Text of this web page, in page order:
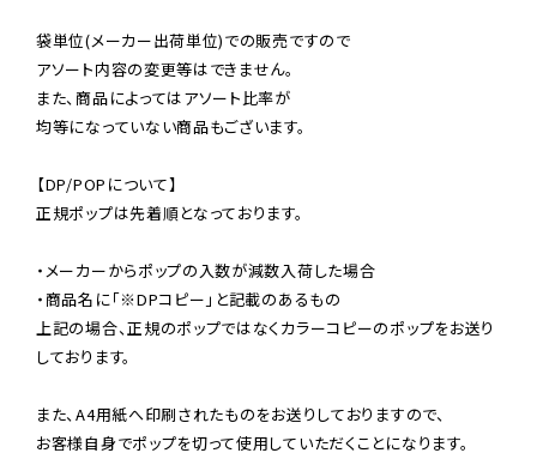
袋単位(メーカー出荷単位)での販売ですので
アソート内容の変更等はできません。
また、商品によってはアソート比率が
均等になっていない商品もございます。
【DP/POPについて】
正規ポップは先着順となっております。
・メーカーからポップの入数が減数入荷した場合
・商品名に「※DPコピー」と記載のあるもの
上記の場合、正規のポップではなくカラーコピーのポップをお送り
しております。
また、A4用紙へ印刷されたものをお送りしておりますので、
お客様自身でポップを切って使用していただくことになります。